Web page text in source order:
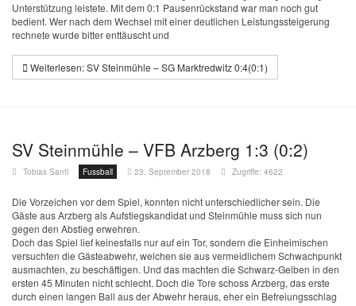
Unterstützung leistete. Mit dem 0:1 Pausenrückstand war man noch gut
bedient. Wer nach dem Wechsel mit einer deutlichen Leistungssteigerung
rechnete wurde bitter enttäuscht und
Weiterlesen: SV Steinmühle – SG Marktredwitz 0:4(0:1)
SV Steinmühle – VFB Arzberg 1:3 (0:2)
Tobias Santl Fussball 23. September 2018 Zugriffe: 4622
Die Vorzeichen vor dem Spiel, konnten nicht unterschiedlicher sein. Die
Gäste aus Arzberg als Aufstiegskandidat und Steinmühle muss sich nun
gegen den Abstieg erwehren.
Doch das Spiel lief keinesfalls nur auf ein Tor, sondern die Einheimischen
versuchten die Gästeabwehr, welchen sie aus vermeidlichem Schwachpunkt
ausmachten, zu beschäftigen. Und das machten die Schwarz-Gelben in den
ersten 45 Minuten nicht schlecht. Doch die Tore schoss Arzberg, das erste
durch einen langen Ball aus der Abwehr heraus, eher ein Befreiungsschlag